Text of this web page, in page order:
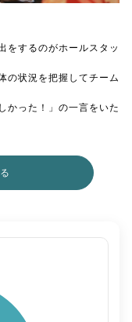
をするのがホールスタッ
の状況を把握してチーム
かった！」の一言をいた